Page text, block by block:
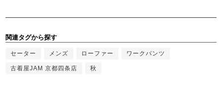
関連タグから探す
セーター メンズ ローファー ワークパンツ
古着屋JAM 京都四条店 秋